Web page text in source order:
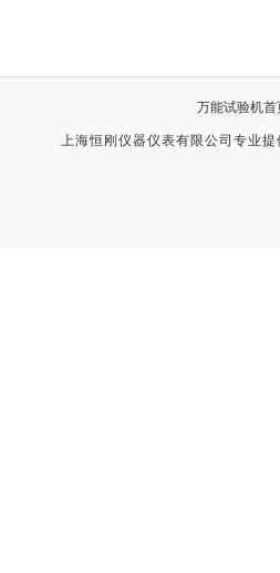
万能试验机首
上海恒刚仪器仪表有限公司专业提